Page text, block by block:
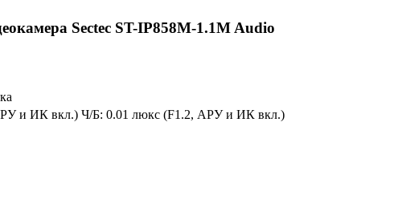
Sectec ST-IP858M-1.1M Audio
и ИК вкл.) Ч/Б: 0.01 люкс (F1.2, АРУ и ИК вкл.)